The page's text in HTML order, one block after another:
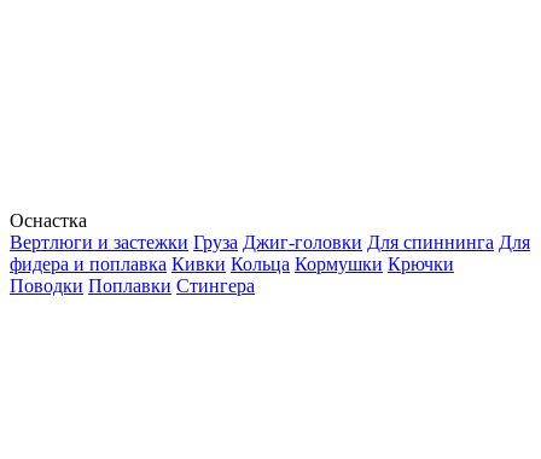
Оснастка
Вертлюги и застежки Груза Джиг-головки Для спиннинга Для
фидера и поплавка Кивки Кольца Кормушки Крючки
Поводки Поплавки Стингера